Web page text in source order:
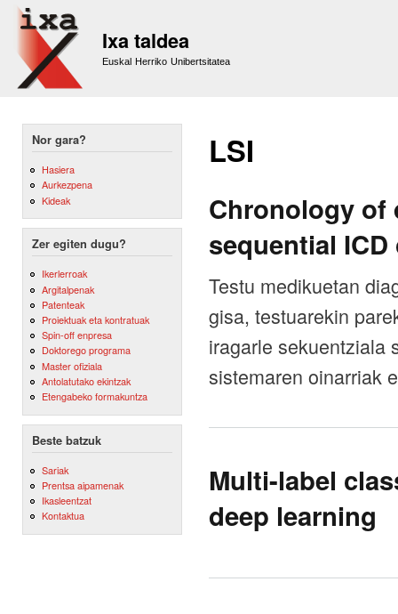
Ixa taldea
Euskal Herriko Unibertsitatea
Nor gara?
Hasiera
Aurkezpena
Kideak
Zer egiten dugu?
Ikerlerroak
Argitalpenak
Patenteak
Proiektuak eta kontratuak
Spin-off enpresa
Doktorego programa
Master ofiziala
Antolatutako ekintzak
Etengabeko formakuntza
Beste batzuk
Sariak
Prentsa aipamenak
Ikasleentzat
Kontaktua
LSI
Chronology of
sequential
Testu medikuetan
gisa, testuarekin
iragarle sekuentziala
sistemaren oinarriak
Multi-label
deep learning